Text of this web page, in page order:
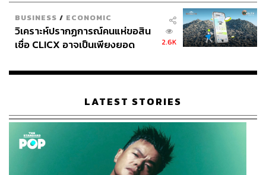
BUSINESS / ECONOMIC
วิเคราะห์ปรากฏการณ์คนแห่ขอสิน
เชื่อ CLICX อาจเป็นเพียงยอด
เรือนไทยที่ถูกซุกไว้
2.6K
LATEST STORIES